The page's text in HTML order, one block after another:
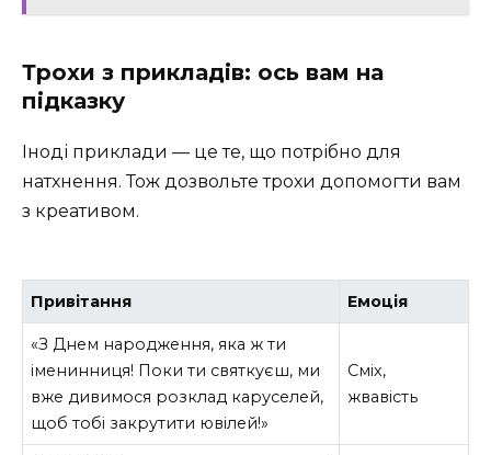
Трохи з прикладів: ось вам на
підказку
Іноді приклади — це те, що потрібно для
натхнення. Тож дозвольте трохи допомогти вам
з креативом.
Привітання Емоція
«З Днем народження, яка ж ти
іменинниця! Поки ти святкуєш, ми
вже дивимося розклад каруселей,
щоб тобі закрутити ювілей!»
Сміх,
жвавість